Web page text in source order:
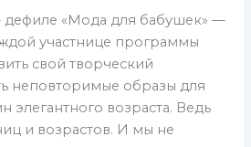
дефиле «Мода для бабушек» —
участнице программы
свой творческий
неповторимые образы для
элегантного возраста. Ведь
и возрастов. И мы не